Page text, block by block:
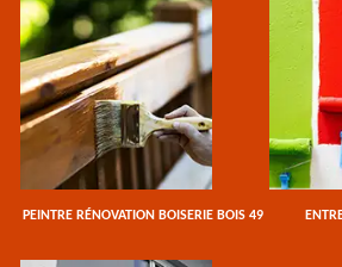
PEINTRE RÉNOVATION BOISERIE BOIS 49